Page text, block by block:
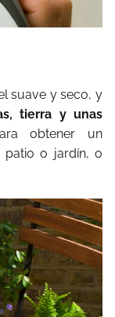
suave y seco, y
tierra y unas
obtener un
patio o jardín, o